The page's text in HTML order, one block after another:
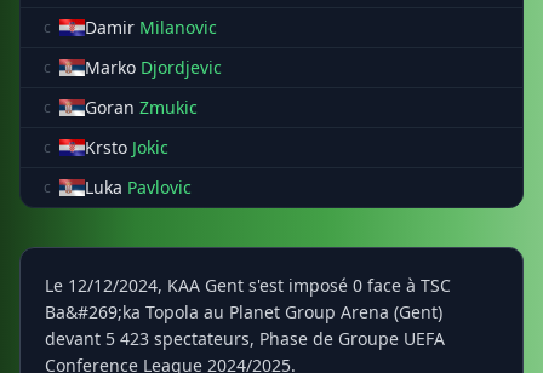
c Damir Milanovic
c Marko Djordjevic
c Goran Zmukic
c Krsto Jokic
c Luka Pavlovic
Le 12/12/2024, KAA Gent s'est imposé 0 face à TSC
Ba&#269;ka Topola au Planet Group Arena (Gent)
devant 5 423 spectateurs, Phase de Groupe UEFA
Conference League 2024/2025.